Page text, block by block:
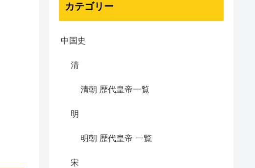
カテゴリー
中国史
清
清朝 歴代皇帝一覧
明
明朝 歴代皇帝 一覧
宋